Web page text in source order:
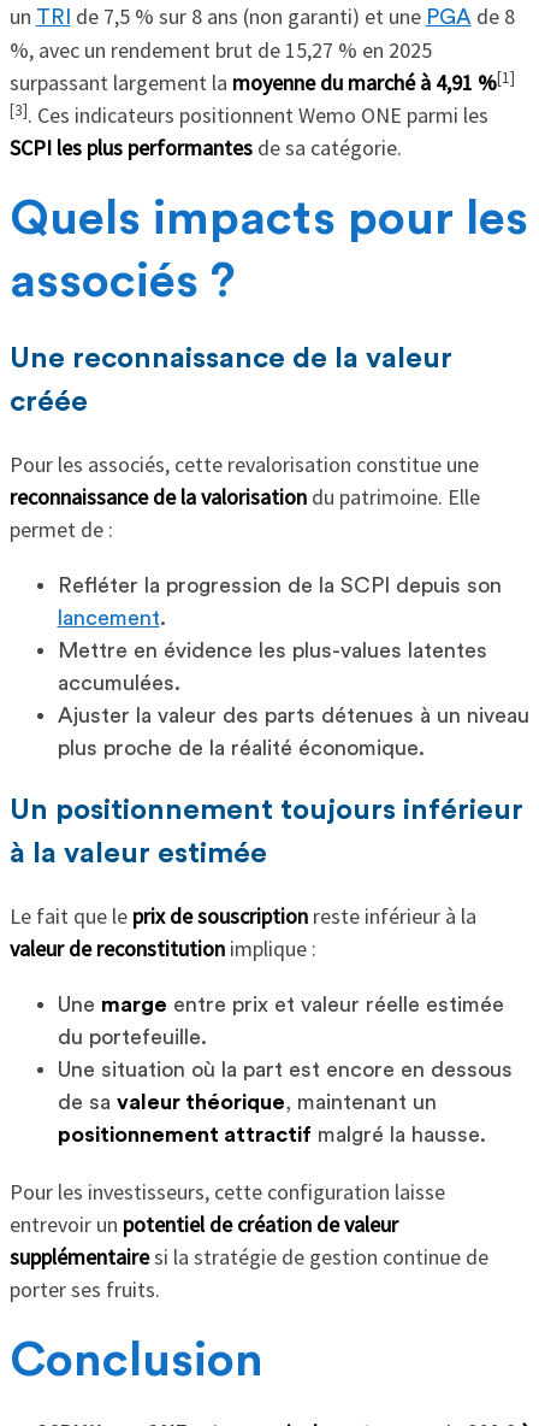
un TRI de 7,5 % sur 8 ans (non garanti) et une PGAde 8
%, avec un rendement brut de 15,27 % en 2025
surpassant largement la moyenne du marché à 4,91 %[1]
[3]. Ces indicateurs positionnent Wemo ONE parmi les
SCPI les plus performantesde sa catégorie.
Quels impacts pour les
associés ?
Une reconnaissance de la valeur
créée
Pour les associés, cette revalorisation constitue une
reconnaissance de la valorisationdu patrimoine. Elle
permet de :
Refléter la progression de la SCPI depuis son
lancement.
Mettre en évidence les plus-values latentes
accumulées.
Ajuster la valeur des parts détenues à un niveau
plus proche de la réalité économique.
Un positionnement toujours inférieur
à la valeur estimée
Le fait que le prix de souscriptionreste inférieur à la
valeur de reconstitutionimplique :
Une marge entre prix et valeur réelle estimée
du portefeuille.
Une situation où la part est encore en dessous
de sa valeur théorique, maintenant un
positionnement attractif malgré la hausse.
Pour les investisseurs, cette configuration laisse
entrevoir un potentiel de création de valeur
supplémentairesi la stratégie de gestion continue de
porter ses fruits.
Conclusion